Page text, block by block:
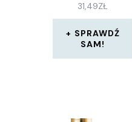
31,49ZŁ
SPRAWDŹ
SAM!